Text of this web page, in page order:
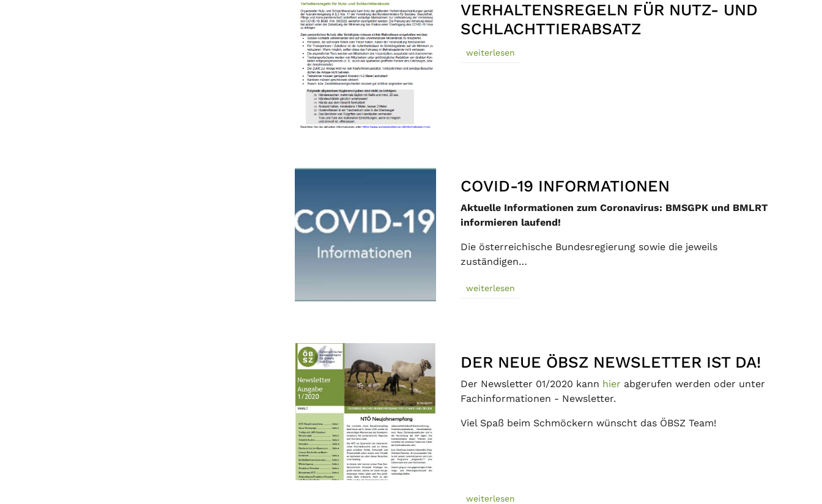
VERHALTENSREGELN FÜR NUTZ- UND
SCHLACHTTIERABSATZ
weiterlesen
COVID-19 INFORMATIONEN
Aktuelle Informationen zum Coronavirus: BMSGPK und BMLRT
informieren laufend!
Die österreichische Bundesregierung sowie die jeweils
zuständigen…
weiterlesen
DER NEUE ÖBSZ NEWSLETTER IST DA!
Der Newsletter 01/2020 kann hier abgerufen werden oder unter
Fachinformationen - Newsletter.
Viel Spaß beim Schmöckern wünscht das ÖBSZ Team!
weiterlesen